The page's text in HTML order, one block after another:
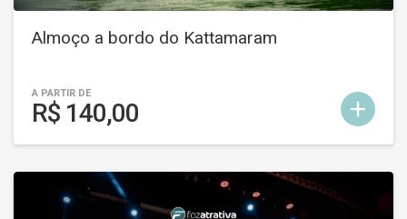
add
Almoço a bordo do Kattamaram
A PARTIR DE
R$ 140,00